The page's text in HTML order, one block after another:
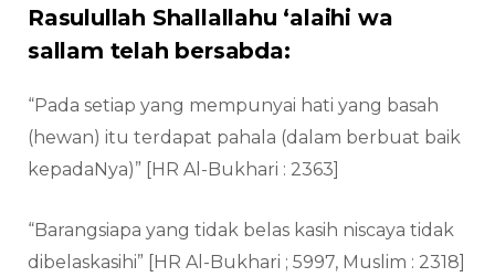
Rasulullah Shallallahu ‘alaihi wa
sallam telah bersabda:
“Pada setiap yang mempunyai hati yang basah
(hewan) itu terdapat pahala (dalam berbuat baik
kepadaNya)” [HR Al-Bukhari : 2363]
“Barangsiapa yang tidak belas kasih niscaya tidak
dibelaskasihi” [HR Al-Bukhari ; 5997, Muslim : 2318]